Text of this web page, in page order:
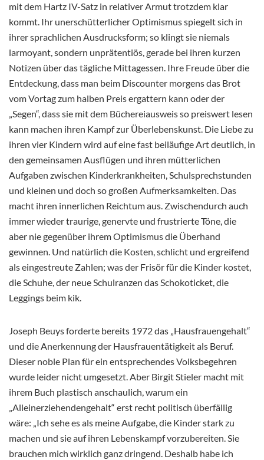
mit dem Hartz IV-Satz in relativer Armut trotzdem klar
kommt. Ihr unerschütterlicher Optimismus spiegelt sich in
ihrer sprachlichen Ausdrucksform; so klingt sie niemals
larmoyant, sondern unprätentiös, gerade bei ihren kurzen
Notizen über das tägliche Mittagessen. Ihre Freude über die
Entdeckung, dass man beim Discounter morgens das Brot
vom Vortag zum halben Preis ergattern kann oder der
„Segen“, dass sie mit dem Büchereiausweis so preiswert lesen
kann machen ihren Kampf zur Überlebenskunst. Die Liebe zu
ihren vier Kindern wird auf eine fast beiläufige Art deutlich, in
den gemeinsamen Ausflügen und ihren mütterlichen
Aufgaben zwischen Kinderkrankheiten, Schulsprechstunden
und kleinen und doch so großen Aufmerksamkeiten. Das
macht ihren innerlichen Reichtum aus. Zwischendurch auch
immer wieder traurige, genervte und frustrierte Töne, die
aber nie gegenüber ihrem Optimismus die Überhand
gewinnen. Und natürlich die Kosten, schlicht und ergreifend
als eingestreute Zahlen; was der Frisör für die Kinder kostet,
die Schuhe, der neue Schulranzen das Schokoticket, die
Leggings beim kik.
Joseph Beuys forderte bereits 1972 das „Hausfrauengehalt“
und die Anerkennung der Hausfrauentätigkeit als Beruf.
Dieser noble Plan für ein entsprechendes Volksbegehren
wurde leider nicht umgesetzt. Aber Birgit Stieler macht mit
ihrem Buch plastisch anschaulich, warum ein
„Alleinerziehendengehalt“ erst recht politisch überfällig
wäre: „Ich sehe es als meine Aufgabe, die Kinder stark zu
machen und sie auf ihren Lebenskampf vorzubereiten. Sie
brauchen mich wirklich ganz dringend. Deshalb habe ich